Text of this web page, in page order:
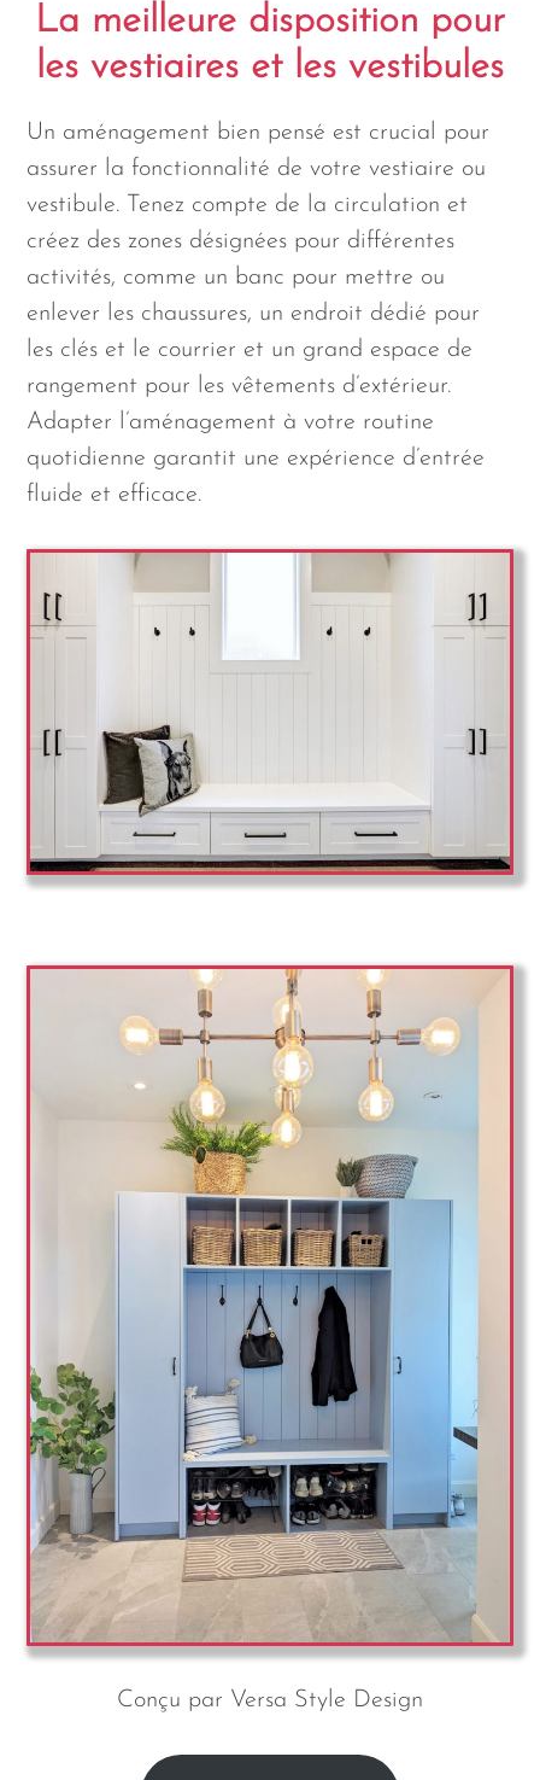
La meilleure disposition pour
les vestiaires et les vestibules
Un aménagement bien pensé est crucial pour
assurer la fonctionnalité de votre vestiaire ou
vestibule. Tenez compte de la circulation et
créez des zones désignées pour différentes
activités, comme un banc pour mettre ou
enlever les chaussures, un endroit dédié pour
les clés et le courrier et un grand espace de
rangement pour les vêtements d’extérieur.
Adapter l’aménagement à votre routine
quotidienne garantit une expérience d’entrée
fluide et efficace.
Conçu par Versa Style Design